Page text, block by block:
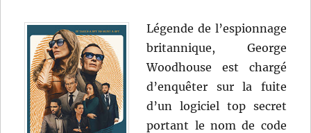
Légende de l’espionnage
britannique, George
Woodhouse est chargé
d’enquêter sur la fuite
d’un logiciel top secret
portant le nom de code